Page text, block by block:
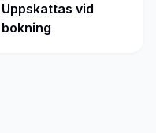
Uppskattas vid
bokning